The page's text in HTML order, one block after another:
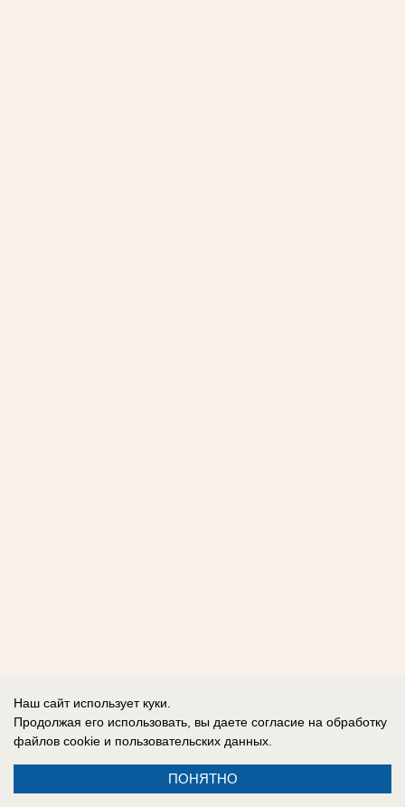
Наш сайт использует куки.
Продолжая его использовать, вы даете согласие на обработку
файлов cookie и пользовательских данных.
ПОНЯТНО